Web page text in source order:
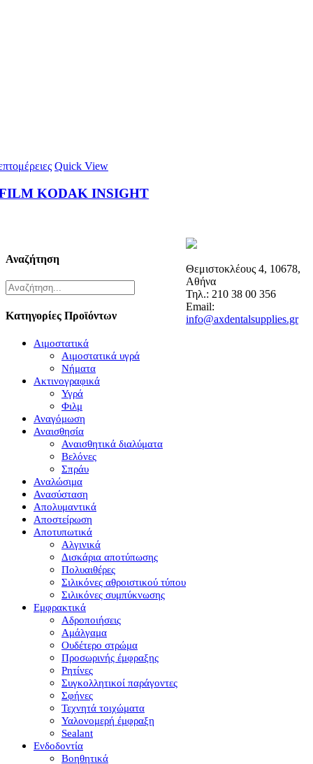
Quick View
KODAK ΙNSIGHT
Αναζήτηση
Κατηγορίες Προϊόντων
Αιμοστατικά
Αιμοστατικά υγρά
Νήματα
Ακτινογραφικά
Υγρά
Φιλμ
Αναγόμωση
Αναισθησία
Αναισθητικά διαλύματα
Βελόνες
Σπράυ
Αναλώσιμα
Ανασύσταση
Απολυμαντικά
Αποστείρωση
Αποτυπωτικά
Αλγινικά
Δισκάρια αποτύπωσης
Πολυαιθέρες
Σιλικόνες αθροιστικού τύπου
Σιλικόνες συμπύκνωσης
Εμφρακτικά
Αδροποιήσεις
Αμάλγαμα
Ουδέτερο στρώμα
Προσωρινής έμφραξης
Ρητίνες
Συγκολλητικοί παράγοντες
Σφήνες
Τεχνητά τοιχώματα
Υαλονομερή έμφραξη
Sealant
Ενδοδοντία
Βοηθητικά
Θεμιστοκλέους 4, 10678,
Αθήνα
Τηλ.: 210 38 00 356
Email:
info@axdentalsupplies.gr